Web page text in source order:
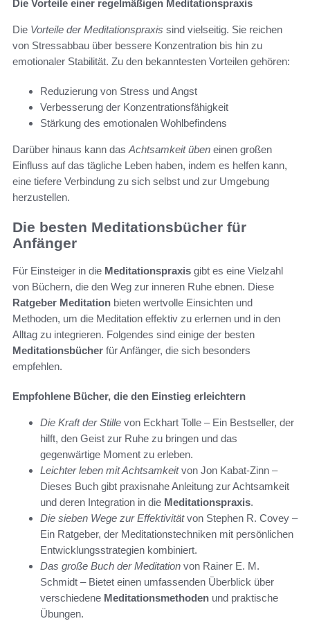
Die Vorteile einer regelmäßigen Meditationspraxis
Die Vorteile der Meditationspraxis sind vielseitig. Sie reichen
von Stressabbau über bessere Konzentration bis hin zu
emotionaler Stabilität. Zu den bekanntesten Vorteilen gehören:
Reduzierung von Stress und Angst
Verbesserung der Konzentrationsfähigkeit
Stärkung des emotionalen Wohlbefindens
Darüber hinaus kann das Achtsamkeit üben einen großen
Einfluss auf das tägliche Leben haben, indem es helfen kann,
eine tiefere Verbindung zu sich selbst und zur Umgebung
herzustellen.
Die besten Meditationsbücher für
Anfänger
Für Einsteiger in die Meditationspraxis gibt es eine Vielzahl
von Büchern, die den Weg zur inneren Ruhe ebnen. Diese
Ratgeber Meditation bieten wertvolle Einsichten und
Methoden, um die Meditation effektiv zu erlernen und in den
Alltag zu integrieren. Folgendes sind einige der besten
Meditationsbücher für Anfänger, die sich besonders
empfehlen.
Empfohlene Bücher, die den Einstieg erleichtern
Die Kraft der Stille von Eckhart Tolle – Ein Bestseller, der
hilft, den Geist zur Ruhe zu bringen und das
gegenwärtige Moment zu erleben.
Leichter leben mit Achtsamkeitvon Jon Kabat-Zinn –
Dieses Buch gibt praxisnahe Anleitung zur Achtsamkeit
und deren Integration in die Meditationspraxis.
Die sieben Wege zur Effektivitätvon Stephen R. Covey –
Ein Ratgeber, der Meditationstechniken mit persönlichen
Entwicklungsstrategien kombiniert.
Das große Buch der Meditation von Rainer E. M.
Schmidt – Bietet einen umfassenden Überblick über
verschiedene Meditationsmethoden und praktische
Übungen.